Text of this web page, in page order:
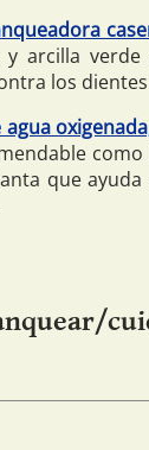
y arcilla
los
que